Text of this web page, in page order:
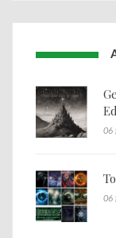
06
06